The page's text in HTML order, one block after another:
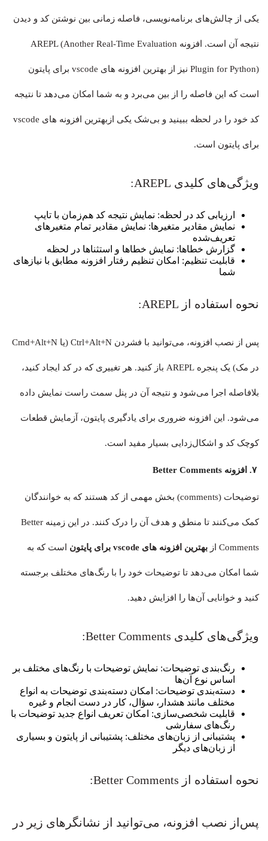
یکی از چالش‌های برنامه‌نویسی، فاصله زمانی بین نوشتن کد و دیدن
نتیجه آن است. افزونه AREPL (Another Real-Time Evaluation
Plugin for Python) نیز از بهترین افزونه های vscode برای پایتون
است که این فاصله را از بین می‌برد و به شما امکان می‌دهد تا نتیجه
کد خود را در لحظه ببینید و بی‌شک یکی ازبهترین افزونه های vscode
برای پایتون است.
ویژگی‌های کلیدی AREPL:
ارزیابی کد در لحظه: نمایش نتیجه کد هم‌زمان با تایپ
نمایش مقادیر متغیرها: نمایش مقادیر تمام متغیرهای
تعریف‌شده
گزارش خطاها: نمایش خطاها و استثناها در لحظه
قابلیت تنظیم: امکان تنظیم رفتار افزونه مطابق با نیازهای
شما
نحوه استفاده از AREPL:
پس از نصب افزونه، می‌توانید با فشردن Ctrl+Alt+N (یا Cmd+Alt+N
در مک) یک پنجره AREPL باز کنید. هر تغییری که در کد ایجاد کنید،
بلافاصله اجرا می‌شود و نتیجه آن در پنل سمت راست نمایش داده
می‌شود. این افزونه ضروری برای یادگیری پایتون، آزمایش قطعات
کوچک کد و اشکال‌زدایی بسیار مفید است.
۷. افزونه Better Comments
توضیحات (comments) بخش مهمی از کد هستند که به خوانندگان
کمک می‌کنند تا منطق و هدف آن را درک کنند. در این زمینه Better
Comments از بهترین افزونه های vscode برای پایتون است که به
شما امکان می‌دهد تا توضیحات خود را با رنگ‌های مختلف برجسته
کنید و خوانایی آن‌ها را افزایش دهید.
ویژگی‌های کلیدی Better Comments:
رنگ‌بندی توضیحات: نمایش توضیحات با رنگ‌های مختلف بر
اساس نوع آن‌ها
دسته‌بندی توضیحات: امکان دسته‌بندی توضیحات به انواع
مختلف مانند هشدار، سؤال، کار در دست انجام و غیره
قابلیت شخصی‌سازی: امکان تعریف انواع جدید توضیحات با
رنگ‌های سفارشی
پشتیبانی از زبان‌های مختلف: پشتیبانی از پایتون و بسیاری
از زبان‌های دیگر
نحوه استفاده از Better Comments:
پس‌از نصب افزونه، می‌توانید از نشانگرهای زیر در